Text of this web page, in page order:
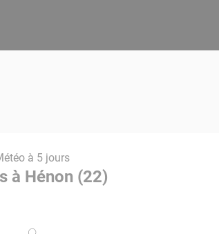
à 5 jours
à Hénon (22)